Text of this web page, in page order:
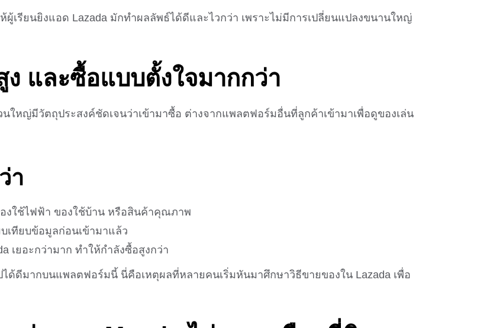
เรียนยิงแอด Lazada มักทำผลลัพธ์ได้ดีและไวกว่า เพราะไม่มีการเปลี่ยนแปลงขนานใหญ่
ง และซื้อแบบตั้งใจมากกว่า
ใหญ่มีวัตถุประสงค์ชัดเจนว่าเข้ามาซื้อ ต่างจากแพลตฟอร์มอื่นที่ลูกค้าเข้ามาเพื่อดูของเล่น
า
องใช้ไฟฟ้า ของใช้บ้าน หรือสินค้าคุณภาพ
เทียบข้อมูลก่อนเข้ามาแล้ว
เยอะกว่ามาก ทำให้กำลังซื้อสูงกว่า
ดีมากบนแพลตฟอร์มนี้ นี่คือเหตุผลที่หลายคนเริ่มหันมาศึกษาวิธีขายของใน Lazada เพื่อ